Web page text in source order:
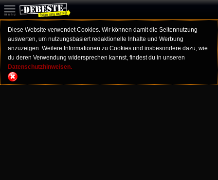
Diese Website verwendet Cookies. Wir können damit die Seitennutzung
auswerten, um nutzungsbasiert redaktionelle Inhalte und Werbung
anzuzeigen. Weitere Informationen zu Cookies und insbesondere dazu, wie
du deren Verwendung widersprechen kannst, findest du in unseren
Datenschutzhinweisen.